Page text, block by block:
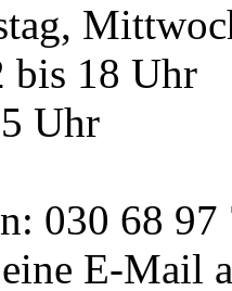
bis 18 Uhr
Uhr
030 68 97
E-Mail